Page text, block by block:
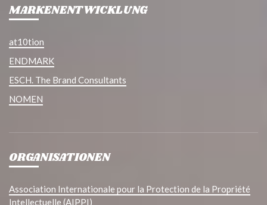
MARKENENTWICKLUNG
at10tion
ENDMARK
ESCH. The Brand Consultants
NOMEN
ORGANISATIONEN
Association Internationale pour la Protection de la Propriété
Intellectuelle (AIPPI)